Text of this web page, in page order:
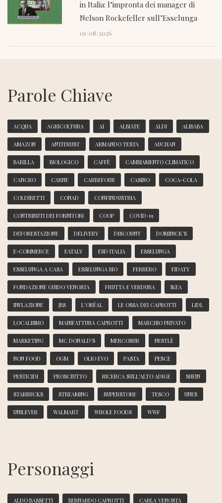
in Italia: l’impronta dei manager di
Nelson Rockefeller sull’Esselunga
01/08/2026
Parole Chiave
ACQUA AGRICOLTURA AI ALBIATE ALDI ALIBABA
AMAZON ANTITRUST ARMANDO TESTA AUCHAN
BARILLA BIOLOGICO CAFFÈ CAMBIAMENTO CLIMATICO
CANCRO CARNE CARREFOUR CASINO COCA-COLA
COLDIRETTI CONAD CONFINDUSTRIA
CONTRIBUTI DEI FORNITORI COOP COVID-19
DEFORESTAZIONE DELIVERY DISCOUNT DOMINICK'S
E-COMMERCE EATALY ESD ITALIA ESSELUNGA
ESSELUNGA A CASA ESSELUNGA BIO FERRERO FIDATY
FONDAZIONE GUIDO VENOSTA FRUTTA E VERDURA IKEA
INFLAZIONE JBS L'ORÉAL LE OSSA DEI CAPROTTI LIDL
LOCALISMO MANIFATTURA CAPROTTI MARCHIO PRIVATO
MARKETING MC DONALD'S MERCOSUR NESTLÈ
NON FOOD OGM OLIO EVO PASTA PESCE
PESTICIDI PROSCIUTTO RICERCA SULL'ALTO ADIGE SHEIN
STARBUCKS STREAMING SUPERSTORE TESCO UNES
UNILEVER WALMART WHOLE FOODS WWF
Personaggi
ALDO BASSETTI BERNARDO CAPROTTI CARLA VENOSTA